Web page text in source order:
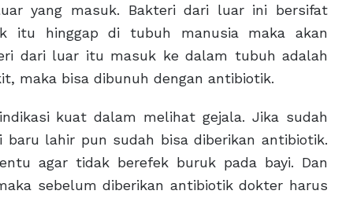
yang masuk. Bakteri dari luar ini bersifat
itu hinggap di tubuh manusia maka akan
dari luar itu masuk ke dalam tubuh adalah
maka bisa dibunuh dengan antibiotik.
kuat dalam melihat gejala. Jika sudah
lahir pun sudah bisa diberikan antibiotik.
agar tidak berefek buruk pada bayi. Dan
sebelum diberikan antibiotik dokter harus